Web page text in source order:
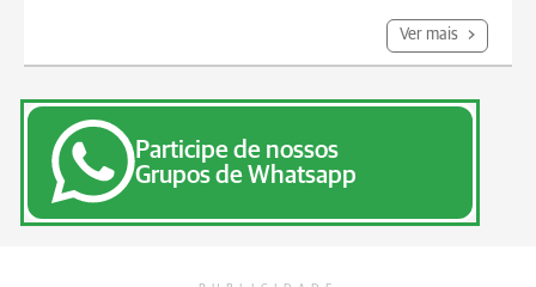
Ver mais
Participe de nossos
Grupos de Whatsapp